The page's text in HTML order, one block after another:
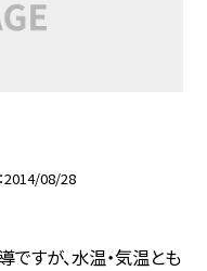
2014/08/28
ですが、水温・気温とも